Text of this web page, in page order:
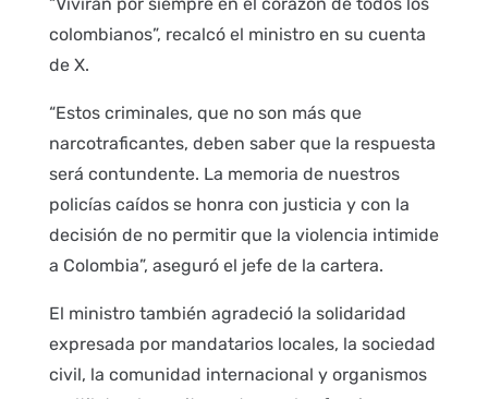
colombianos”, recalcó el ministro en su cuenta
de X.
“Estos criminales, que no son más que
narcotraficantes, deben saber que la respuesta
será contundente. La memoria de nuestros
policías caídos se honra con justicia y con la
decisión de no permitir que la violencia intimide
a Colombia”, aseguró el jefe de la cartera.
El ministro también agradeció la solidaridad
expresada por mandatarios locales, la sociedad
civil, la comunidad internacional y organismos